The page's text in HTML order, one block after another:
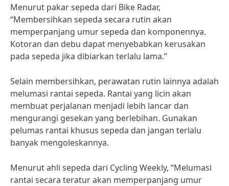
Menurut pakar sepeda dari Bike Radar,
“Membersihkan sepeda secara rutin akan
memperpanjang umur sepeda dan komponennya.
Kotoran dan debu dapat menyebabkan kerusakan
pada sepeda jika dibiarkan terlalu lama.”
Selain membersihkan, perawatan rutin lainnya adalah
melumasi rantai sepeda. Rantai yang licin akan
membuat perjalanan menjadi lebih lancar dan
mengurangi gesekan yang berlebihan. Gunakan
pelumas rantai khusus sepeda dan jangan terlalu
banyak mengoleskannya.
Menurut ahli sepeda dari Cycling Weekly, “Melumasi
rantai secara teratur akan memperpanjang umur